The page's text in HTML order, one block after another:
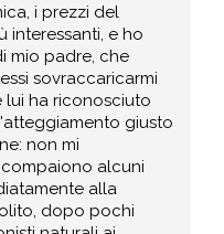
i prezzi del
interessanti, e ho
mio padre, che
sovraccaricarmi
ha riconosciuto
giusto
non mi
alcuni
alla
dopo pochi